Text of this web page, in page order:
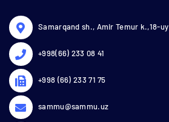
Samarqand sh., Amir Temur k.,18-uy
+998(66) 233 08 41
+998 (66) 233 71 75
sammu@sammu.uz